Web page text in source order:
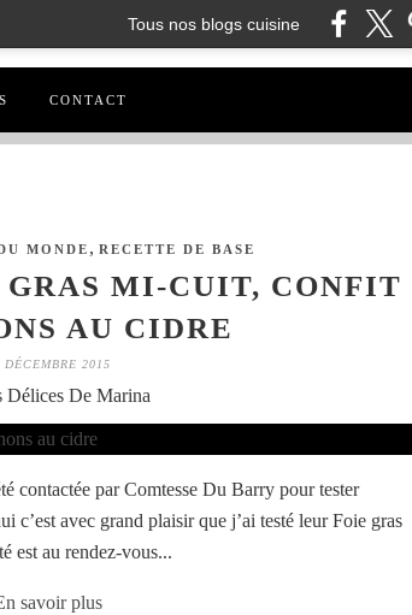
Tous nos blogs cuisine
CONTACT
MONDE , RECETTE DE BASE
MI-CUIT, CONFIT
AU CIDRE
DÉCEMBRE 2015
Délices De Marina
contactée par Comtesse Du Barry pour tester
c’est avec grand plaisir que j’ai testé leur Foie gras
est au rendez-vous...
savoir plus